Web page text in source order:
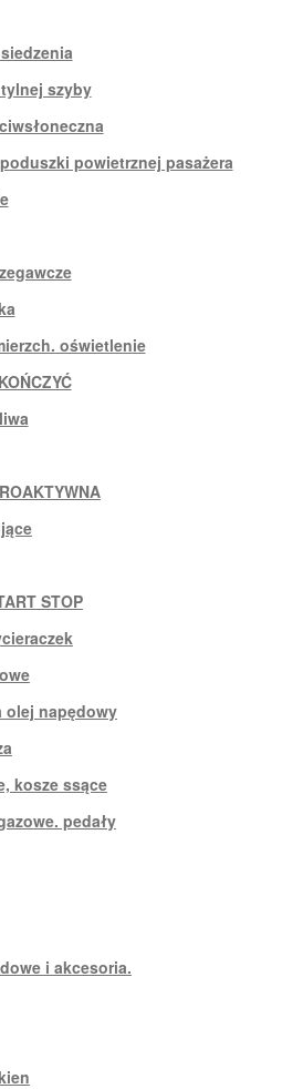
szyby
powietrznej pasażera
oświetlenie
STOP
olej napędowy
kosze ssące
pedały
i akcesoria.